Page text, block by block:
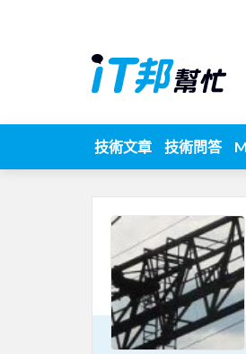
技術文章 技術問答